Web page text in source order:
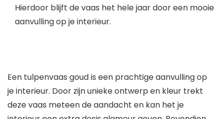
Hierdoor blijft de vaas het hele jaar door een mooie
aanvulling op je interieur.
Een tulpenvaas goud is een prachtige aanvulling op
je interieur. Door zijn unieke ontwerp en kleur trekt
deze vaas meteen de aandacht en kan het je